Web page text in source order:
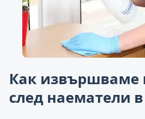
Как извършваме
след наематели в